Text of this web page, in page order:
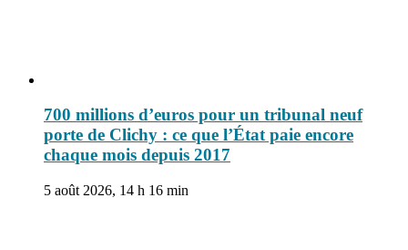
700 millions d’euros pour un tribunal neuf
porte de Clichy : ce que l’État paie encore
chaque mois depuis 2017
5 août 2026, 14 h 16 min